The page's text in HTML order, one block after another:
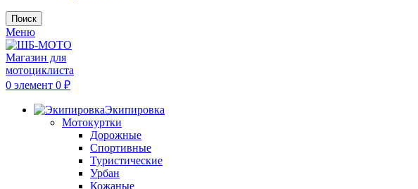
Поиск
Меню
0 элемент 0 ₽
Экипировка
Мотокуртки
Дорожные
Спортивные
Туристические
Урбан
Кожаные